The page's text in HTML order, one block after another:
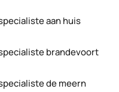
aan huis
brandevoort
de meern